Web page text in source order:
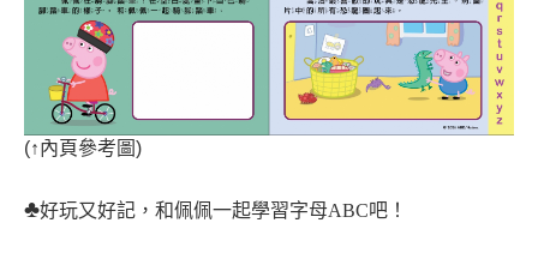
(↑內頁參考圖)
♣好玩又好記，和佩佩一起學習字母ABC吧！